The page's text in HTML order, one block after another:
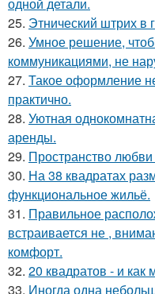
25. Этнический штрих в
26. Умное решение,
коммуникациями, не
27. Такое оформление
практично.
28. Уютная
аренды.
29. Пространство
30. На 38 квадратах
функциональное жильё.
31. Правильное
встраивается не ,
комфорт.
32. 20 квадратов - и как
33. Иногда одна